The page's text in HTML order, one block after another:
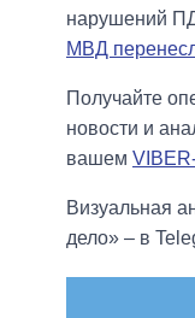
нарушений
МВД
Получайте
новости и
вашем
Визуальная
дело» – в